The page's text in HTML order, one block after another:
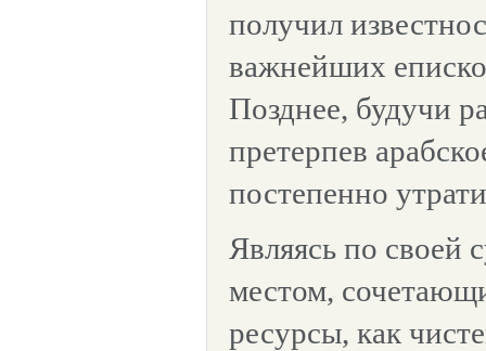
получил
важнейших
Позднее, будучи
претерпев
постепенно
Являясь по своей
местом,
ресурсы, как